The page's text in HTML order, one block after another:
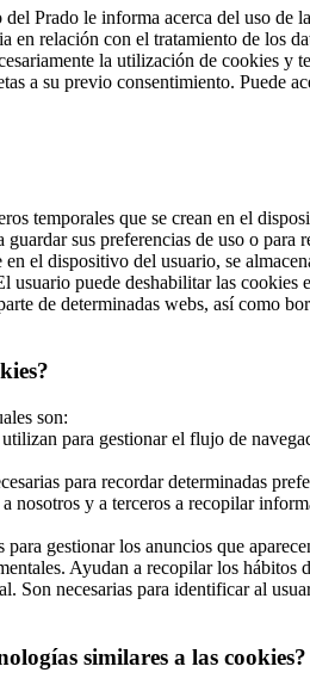
Prado le informa acerca del uso de
en relación con el tratamiento de los
la utilización de cookies y
a su previo consentimiento. Puede
temporales que se crean en el
sus preferencias de uso o
el dispositivo del usuario, se
usuario puede deshabilitar las
de determinadas webs, así como
son:
utilizan para gestionar el flujo de
para recordar determinadas
nosotros y a terceros a recopilar
gestionar los anuncios que
Ayudan a recopilar los hábitos
Son necesarias para identificar al
similares a las cookies?